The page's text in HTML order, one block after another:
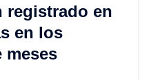
registrado en
en los
meses